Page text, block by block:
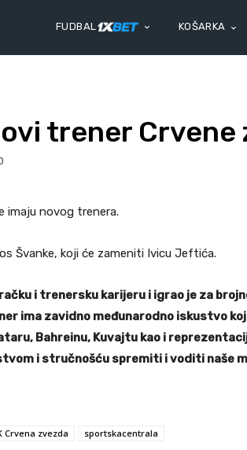
FUDBAL KOŠARKA
trener Crvene
imaju novog trenera.
Švanke, koji će zameniti Ivicu Jeftića.
i trenersku karijeru i igrao je za
ima zavidno međunarodno iskustvo
Bahreinu, Kuvajtu kao i
i stručnošću spremiti i voditi naše
Crvena zvezda sportskacentrala